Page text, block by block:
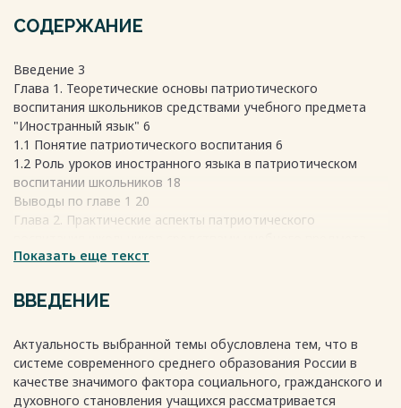
СОДЕРЖАНИЕ
Введение 3
Глава 1. Теоретические основы патриотического
воспитания школьников средствами учебного предмета
"Иностранный язык" 6
1.1 Понятие патриотического воспитания 6
1.2 Роль уроков иностранного языка в патриотическом
воспитании школьников 18
Выводы по главе 1 20
Глава 2. Практические аспекты патриотического
"Иностранный язык" 22
уроках иностранного языка 22
2.2 Проблемы патриотического воспитания на уроках
2.3 Рекомендации по патриотическому воспитанию
школьников средствами учебного предмета "Иностранный
язык" 35
Показать еще текст
ВВЕДЕНИЕ
Актуальность выбранной темы обусловлена тем, что в
системе современного среднего образования России в
качестве значимого фактора социального, гражданского и
духовного становления учащихся рассматривается